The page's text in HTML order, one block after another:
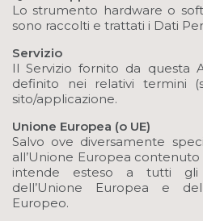
Lo strumento hardware o
sono raccolti e trattati i Dati
Servizio
Il Servizio fornito da questa
definito nei relativi termini
sito/applicazione.
Unione Europea (o UE)
Salvo ove diversamente
all’Unione Europea
intende esteso a tutti
dell’Unione Europea e
Europeo.